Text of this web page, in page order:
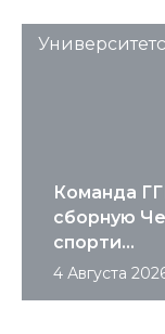
4 Августа
Команда
сборную
спорти...